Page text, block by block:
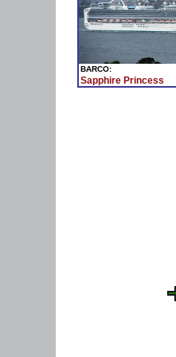
BARCO:
Sapphire Princess